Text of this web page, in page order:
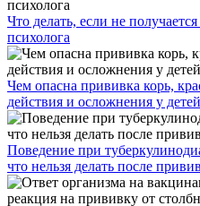
Что делать, если не
психолога
Чем опасна прививка корь,
действия и осложнения у детей
Поведение при
что нельзя делать после